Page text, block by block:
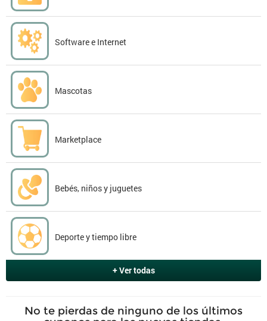
Software e Internet
Mascotas
Marketplace
Bebés, niños y juguetes
Deporte y tiempo libre
+ Ver todas
No te pierdas de ninguno de los últimos